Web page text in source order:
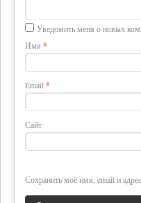
Уведомить меня о новых
Имя *
Email *
Сайт
Сохранить моё имя, email и